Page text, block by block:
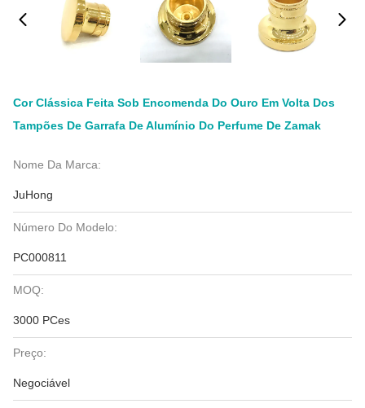
Cor Clássica Feita Sob Encomenda Do Ouro Em Volta Dos
Tampões De Garrafa De Alumínio Do Perfume De Zamak
Nome Da Marca:
JuHong
Número Do Modelo:
PC000811
MOQ:
3000 PCes
Preço:
Negociável